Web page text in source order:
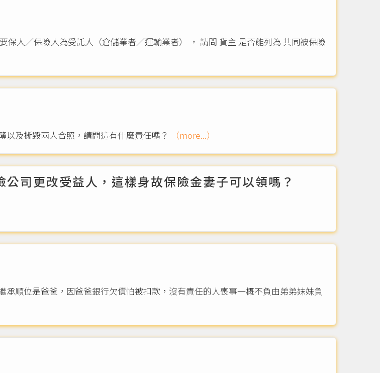
及撕毀兩人合照，請問這有什麼責任嗎？
（more...）
司更改受益人，這樣身故保險金妻子可以領嗎？
順位是爸爸，因爸爸銀行欠債怕被扣款，沒有責任的人喪事一概不負由弟弟妹妹負